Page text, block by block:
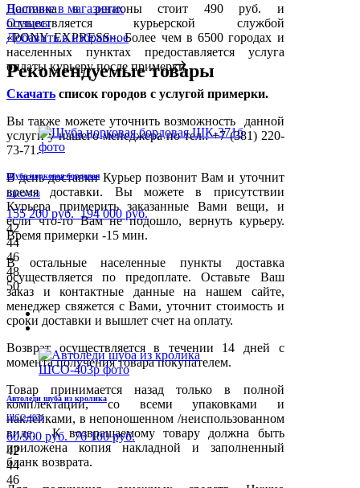
Доставка в регионы стоит 490 руб. и
осуществляется курьерской службой
«PONY EXPRESS». Более чем в 6500 городах и
населенных пунктах предоставляется услуга
оплаты курьеру после примерки.
Скачать список городов с услугой примерки.
Вы также можете уточнить возможность данной
услуги у нашего менеджера по тел.: +7 (381) 220-
73-71.
В день доставки Курьер позвонит Вам и уточнит
время доставки. Вы можете в присутствии
Курьера примерить заказанные Вами вещи, и
если что-то Вам не подошло, вернуть курьеру.
Время примерки -15 мин.
В остальные населенные пункты доставка
осуществляется по предоплате. Оставьте Ваш
заказ и контактные данные на нашем сайте,
менеджер свяжется с Вами, уточнит стоимость и
сроки доставки и вышлет счет на оплату.
Возврат осуществляется в течении 14 дней с
момента получения товара покупателем.
Товар принимается назад только в полной
комплектации, со всеми упаковками и
наклейками, в непоношенном /неиспользованном
виде. К возвращаемому товару должна быть
приложена копия накладной и заполненный
бланк возврата.
Наличие в магазинах
Отзывы
Добавить в избранное
Рекомендуемые товары
Шуба норковая бордовая
ШКО-513
155 200 руб. 194 000 руб.
42
44
46
48
50
Автоледи шуба из кролика
ШСО-403р
60 900 руб. 76 100 руб.
42
44
46